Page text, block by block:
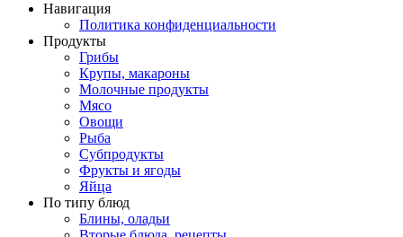
Навигация
Политика конфиденциальности
Продукты
Грибы
Крупы, макароны
Молочные продукты
Мясо
Овощи
Рыба
Субпродукты
Фрукты и ягоды
Яйца
По типу блюд
Блины, оладьи